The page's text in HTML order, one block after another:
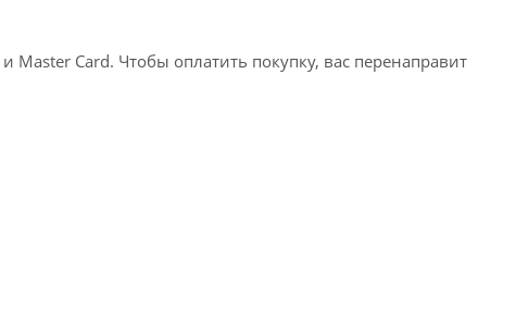
Card. Чтобы оплатить покупку, вас перенаправит